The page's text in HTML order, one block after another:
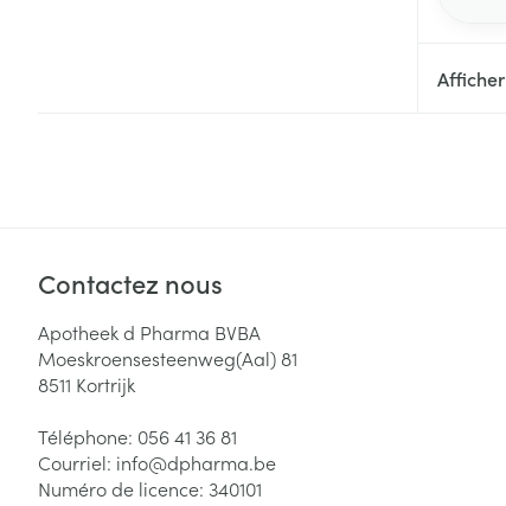
Afficher
Contactez nous
Apotheek d Pharma BVBA
Moeskroensesteenweg(Aal) 81
8511 Kortrijk
Téléphone: 056 41 36 81
Courriel: info@dpharma.be
Numéro de licence: 340101